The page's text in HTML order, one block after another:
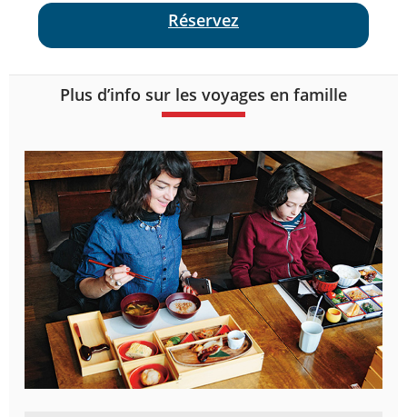
Réservez
Plus d’info sur les voyages en famille